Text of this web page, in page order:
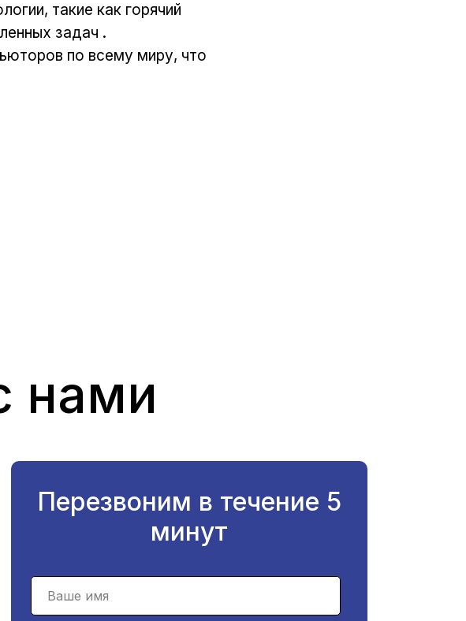
такие как горячий
задач .
по всему миру, что
нами
Перезвоним в течение 5
минут